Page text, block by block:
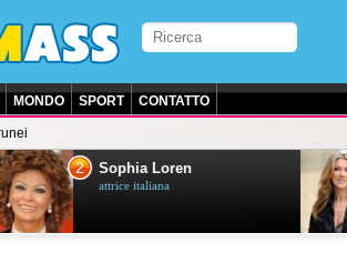
MONDO SPORT CONTATTO
2 Sophia Loren
attrice italiana